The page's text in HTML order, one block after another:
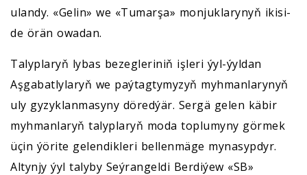
ulandy. «Gelin» we «Tumarşa» monjuklarynyň ikisi-
de örän owadan.
Talyplaryň lybas bezegleriniň işleri ýyl-ýyldan
Aşgabatlylaryň we paýtagtymyzyň myhmanlarynyň
uly gyzyklanmasyny döredýär. Sergä gelen käbir
myhmanlaryň talyplaryň moda toplumyny görmek
üçin ýörite gelendikleri bellenmäge mynasypdyr.
Altynjy ýyl talyby Seýrangeldi Berdiýew «SB»